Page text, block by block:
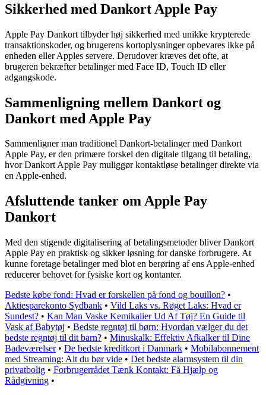
Sikkerhed med Dankort Apple Pay
Apple Pay Dankort tilbyder høj sikkerhed med unikke krypterede
transaktionskoder, og brugerens kortoplysninger opbevares ikke på
enheden eller Apples servere. Derudover kræves det ofte, at
brugeren bekræfter betalinger med Face ID, Touch ID eller
adgangskode.
Sammenligning mellem Dankort og
Dankort med Apple Pay
Sammenligner man traditionel Dankort-betalinger med Dankort
Apple Pay, er den primære forskel den digitale tilgang til betaling,
hvor Dankort Apple Pay muliggør kontaktløse betalinger direkte via
en Apple-enhed.
Afsluttende tanker om Apple Pay
Dankort
Med den stigende digitalisering af betalingsmetoder bliver Dankort
Apple Pay en praktisk og sikker løsning for danske forbrugere. At
kunne foretage betalinger med blot en berøring af ens Apple-enhed
reducerer behovet for fysiske kort og kontanter.
Bedste købe fond: Hvad er forskellen på fond og bouillon? •
Aktiesparekonto Sydbank • Vild Laks vs. Røget Laks: Hvad er
Sundest? • Kan Man Vaske Kemikalier Ud Af Tøj? En Guide til
Vask af Babytøj • Bedste regntøj til børn: Hvordan vælger du det
bedste regntøj til dit barn? • Minuskalk: Effektiv Afkalker til Dine
Badeværelser• De bedste kreditkort i Danmark • Mobilabonnement
med Streaming: Alt du bør vide • Det bedste alarmsystem til din
privatbolig • Forbrugerrådet Tænk Kontakt: Få Hjælp og
Rådgivning •